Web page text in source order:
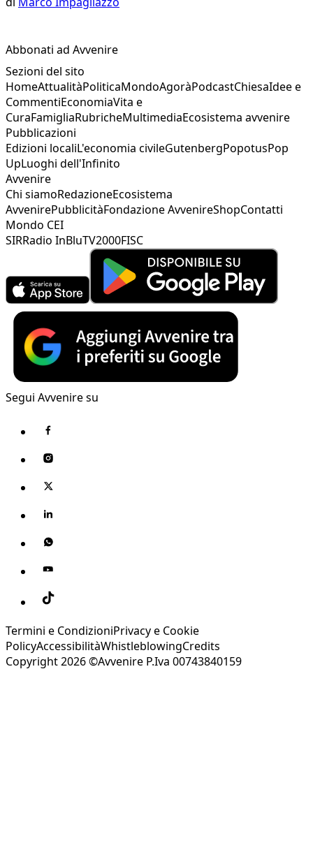
Abbonati ad Avvenire
Sezioni del sito
HomeAttualitàPoliticaMondoAgoràPodcastChiesaIdee e
CommentiEconomiaVita e
CuraFamigliaRubricheMultimediaEcosistema avvenire
Pubblicazioni
Edizioni localiL'economia civileGutenbergPopotusPop
UpLuoghi dell'Infinito
Avvenire
Chi siamoRedazioneEcosistema
AvvenirePubblicitàFondazione AvvenireShopContatti
Mondo CEI
SIRRadio InBluTV2000FISC
Segui Avvenire su
Termini e CondizioniPrivacy e Cookie
PolicyAccessibilitàWhistleblowingCredits
Copyright 2026 ©Avvenire P.Iva 00743840159